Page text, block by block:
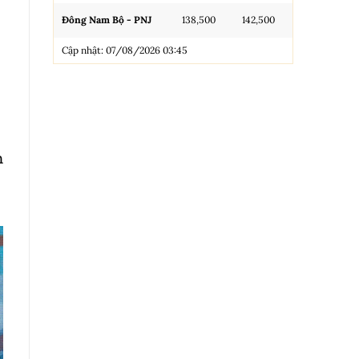
Đông Nam Bộ - PNJ 138,500 142,500
Cập nhật: 07/08/2026 03:45